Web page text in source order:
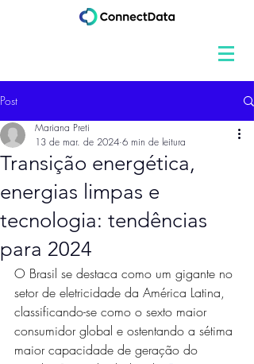
Post
Transição energética,
energias limpas e
tecnologia: tendências
para 2024
Mariana Preti
13 de mar. de 2024 6 min de leitura
O Brasil se destaca como um gigante no
setor de eletricidade da América Latina,
classificando-se como o sexto maior
consumidor global e ostentando a sétima
maior capacidade de geração do